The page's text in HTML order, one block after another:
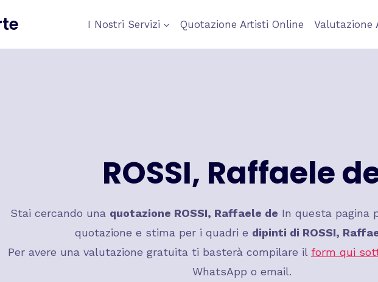
I Nostri Servizi Quotazione Artisti Online Valutazione
ROSSI, Raffaele
Stai cercando una quotazione ROSSI, Raffaele de In questa pagina
quotazione e stima per i quadri e dipinti di ROSSI,
Per avere una valutazione gratuita ti basterà compilare il form qui
WhatsApp o email.